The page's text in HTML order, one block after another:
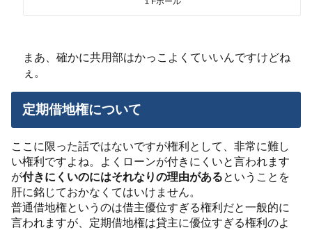
まあ、確かに共用部はかっこよくていいんですけどね
ぇ。
定期借地権について
ここに限った話ではないですが権利として、非常に難し
い権利ですよね。よくローンが付きにくいと言われます
が付きにくいのにはそれなりの理由があるということを
肝に銘じておかなくてはいけません。
普通借地権というのは借主優位すぎる権利だと一般的に
言われますが、定期借地権は貸主に優位すぎる権利のよ